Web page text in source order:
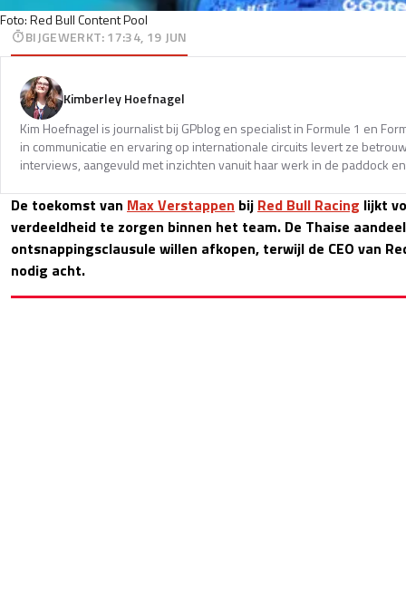
Foto: Red Bull Content Pool
BIJGEWERKT:17:34, 19 JUN
Kimberley Hoefnagel
Kim Hoefnagel is journalist bij GPblog en specialist in Formule 1 en
in communicatie en ervaring op internationale circuits levert ze
interviews, aangevuld met inzichten vanuit haar werk in de paddock
De toekomst van Max Verstappen bij Red Bull Racing lijkt
verdeeldheid te zorgen binnen het team. De Thaise
ontsnappingsclausule willen afkopen, terwijl de CEO van
nodig acht.